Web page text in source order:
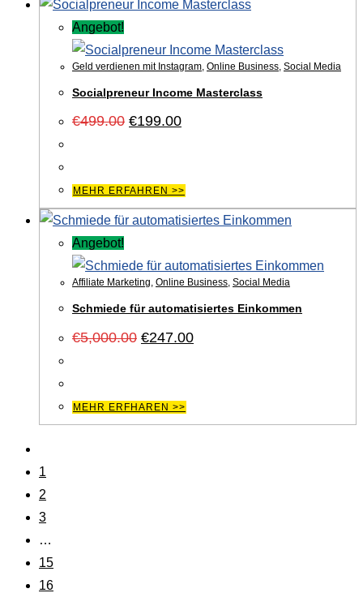
Angebot!
Geld verdienen mit Instagram, Online Business, Social Media
Socialpreneur Income Masterclass
€499.00 Ursprünglicher
Preis
€199.00Aktueller
Preis
MEHR ERFAHREN >>
Angebot!
Affiliate Marketing, Online Business, Social Media
Schmiede für automatisiertes Einkommen
€5,000.00 Ursprünglicher
Preis
€247.00Aktueller
Preis
MEHR ERFHAREN >>
1
2
3
…
15
16